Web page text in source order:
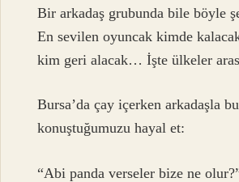
Bir arkadaş grubunda bile böyle
En sevilen oyuncak kimde
kim geri alacak… İşte ülkeler
Bursa’da çay içerken arkadaşla
konuştuğumuzu hayal et:
“Abi panda verseler bize ne